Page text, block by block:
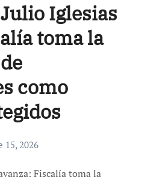
Iglesias
toma la
como
15, 2026